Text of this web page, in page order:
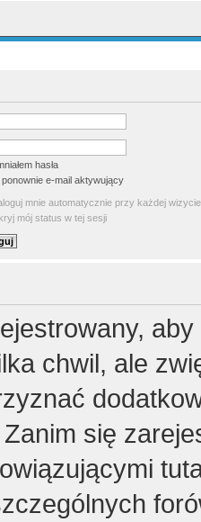
hasła
ponownie e-mail aktywujący
mnie automatycznie przy każdej wizycie
mój status w tej sesji
chwil, ale
się